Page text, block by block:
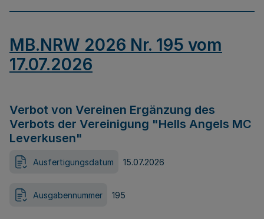
MB.NRW 2026 Nr. 195 vom
17.07.2026
Verbot von Vereinen Ergänzung des
Verbots der Vereinigung "Hells Angels MC
Leverkusen"
Ausfertigungsdatum 15.07.2026
Ausgabennummer 195